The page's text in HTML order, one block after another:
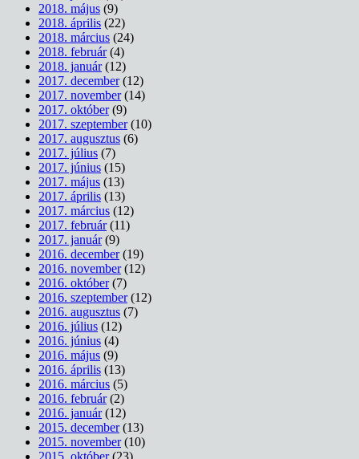
2018. május (9)
2018. április (22)
2018. március (24)
2018. február(4)
2018. január(12)
2017. december(12)
2017. november(14)
2017. október(9)
2017. szeptember(10)
2017. augusztus (6)
2017. július (7)
2017. június (15)
2017. május (13)
2017. április (13)
2017. március (12)
2017. február(11)
2017. január(9)
2016. december(19)
2016. november(12)
2016. október(7)
2016. szeptember(12)
2016. augusztus (7)
2016. július (12)
2016. június (4)
2016. május (9)
2016. április (13)
2016. március (5)
2016. február(2)
2016. január(12)
2015. december(13)
2015. november(10)
2015. október(23)